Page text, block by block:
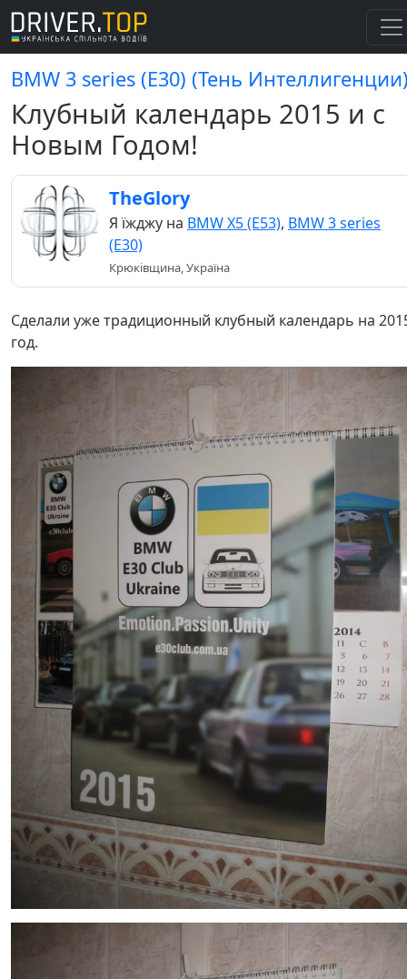
BMW 3 series (E30) (Тень
Клубный календарь 2015 и с
Новым Годом!
TheGlory
Я їжджу на BMW X5 (E53), BMW 3 series
(E30)
Крюківщина, Україна
Сделали уже традиционный клубный календарь на
год.